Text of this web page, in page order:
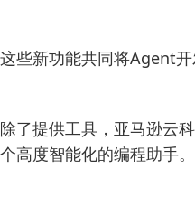
这些新功能共同将Agent开
除了提供工具，亚马逊云
个高度智能化的编程助手